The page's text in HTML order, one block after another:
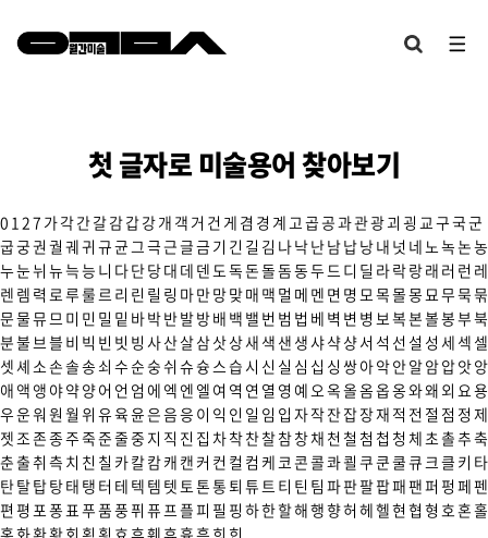
첫 글자로 미술용어 찾아보기
0 1 27 가각간갈감갑강개 객 거 건 게 겸 경 계 고 곱공과관광괴 굉 교 구국군
굽궁권 궐 궤귀 규균그극근글금기 긴 길 김 나낙난남납낭내 넛 네 노 녹논농
누눈뉘 뉴늑능 니 다단당대 데 덴 도 독돈돌돔동두 드 디 딜 라락랑래 러 런 레
렌 렘 력 로 루룰 르 리 린 릴 링 마만망맞매 맥 멀 메 멘 면 명 모 목몰몽 묘 무묵묶
문물뮤 므 미 민 밀 밑 바박반발방배 백 밸 번 범 법 베 벽 변 병 보 복본볼봉부북
분불 브 블 비 빅 빈 빗 빙 사산살삼삿상새 색 샌 생샤샥샹서 석 선 설 성 세 섹 셀
셋셰 소손솔송쇠 수순숭쉬 슈슝 스습 시 신 실 심 십 싱 쌍아악안알암압앗앙
애 액 앵 야약양어 언 엄 에 엑 엔 엘 여 역 연 열 영 예 오 옥올옴옵옹와왜 외 요 용
우운워 원 월 위 유육윤은음응 이 익 인 일 임 입 자작잔잡장재 적 전 절 점 정 제
젯 조존종주죽준줄중 지 직 진 집 차착찬찰참창채 천 철 첨 첩 청 체 초촐추축
춘출취 측 치 친 칠 카칼캄캐 캔 커 컨 컬 컴 케 코 콘콜콰쾰 쿠쿤쿨큐 크 클 키 타
탄탈탑탕태 탱 터 테 텍 템 텟 토 톤통퇴 튜 트 티 틴 팀 파판팔팝패팬퍼 펑 페펜
편 평 포 퐁 표 푸품풍퓌 퓨 프 플피 필 핑 하한할해행향허 헤헬현 협 형 호혼홀
홍화환황회 획 횡 효후훼휴흉흑희 힌